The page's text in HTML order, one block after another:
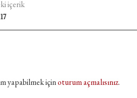
içerik
yapabilmek içinoturum açmalısınız.